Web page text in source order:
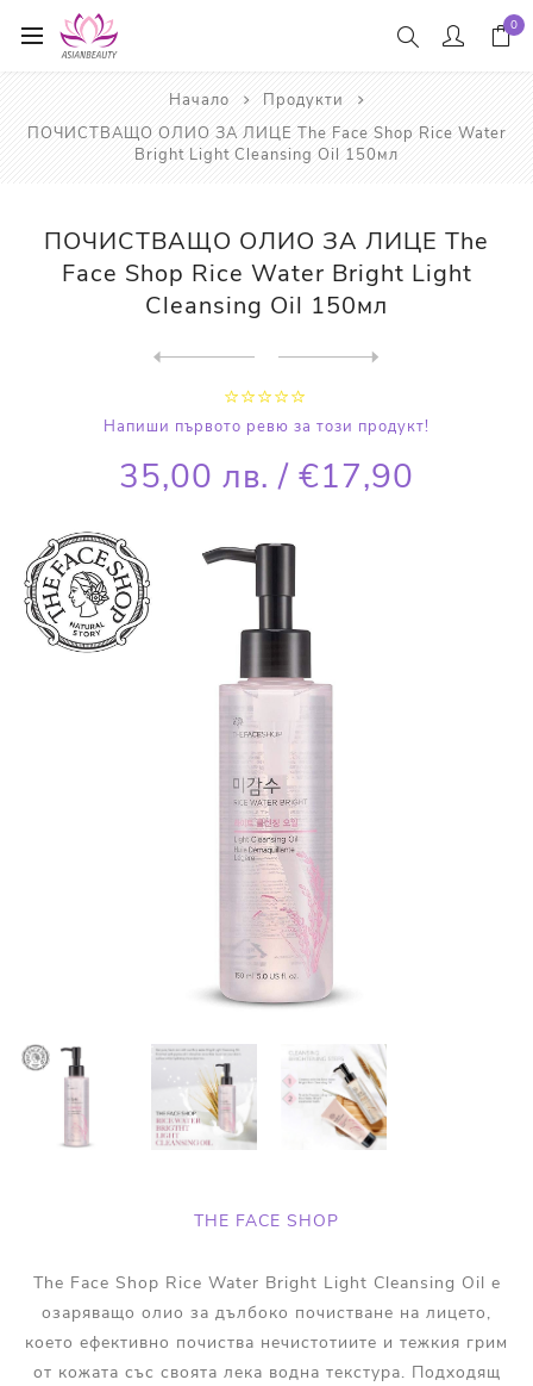
0
Начало
Продукти
ПОЧИСТВАЩО ОЛИО ЗА ЛИЦЕ The Face Shop Rice Water
Bright Light Cleansing Oil 150мл
ПОЧИСТВАЩО ОЛИО ЗА ЛИЦЕ The
Face Shop Rice Water Bright Light
Cleansing Oil 150мл
Напиши първото ревю за този продукт!
35,00 лв. / €17,90
THE FACE SHOP
The Face Shop Rice Water Bright Light Cleansing Oil е
озаряващо олио за дълбоко почистване на лицето,
което ефективно почиства нечистотиите и тежкия грим
от кожата със своята лека водна текстура. Подходящ